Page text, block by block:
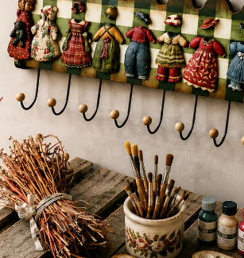
₺98,00
En
Ebat
25x35cm